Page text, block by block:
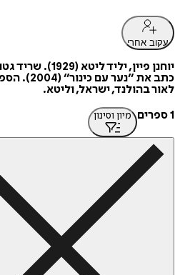
עקוב אחרי
יוחנן פיין, יליד ליטא (1929). שריד גטו קובנה. ב־1950, עלה ארצה.
כתב את
לאור בהולנד, ישראל, וליטא.
1 ספרים
מיון וסינון